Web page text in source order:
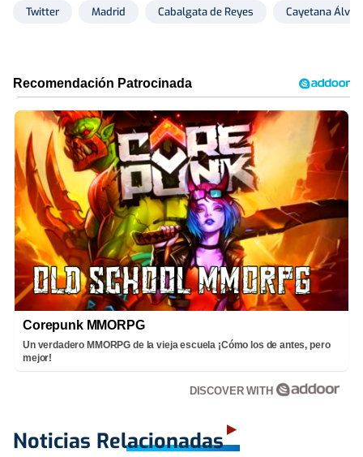
Twitter Madrid Cabalgata de Reyes Cayetana
Corepunk MMORPG
Un verdadero MMORPG de la vieja escuela ¡Cómo los de antes, pero
mejor!
DISCOVER WITH
Noticias Relacionadas